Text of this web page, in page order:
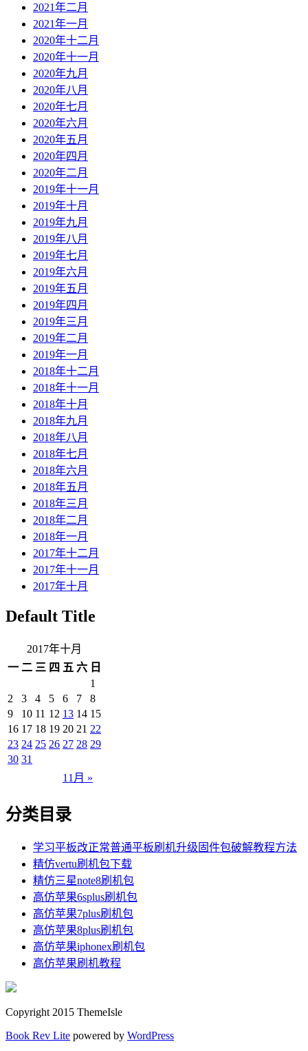
2021年二月
2021年一月
2020年十二月
2020年十一月
2020年九月
2020年八月
2020年七月
2020年六月
2020年五月
2020年四月
2020年二月
2019年十一月
2019年十月
2019年九月
2019年八月
2019年七月
2019年六月
2019年五月
2019年四月
2019年三月
2019年二月
2019年一月
2018年十二月
2018年十一月
2018年十月
2018年九月
2018年八月
2018年七月
2018年六月
2018年五月
2018年三月
2018年二月
2018年一月
2017年十二月
2017年十一月
2017年十月
Default Title
2017年十月
一 二 三 四 五 六 日
11月 »
1
2
3 4 5 6 7
8
9
10 11 12 13 14 15
16 17 18 19 20 21 22
23 24 25 26 27 28 29
30 31
分类目录
学习平板改正常普通平板刷机升级固件包破解教程方法
精仿vertu刷机包下载
精仿三星note8刷机包
高仿苹果6splus刷机包
高仿苹果7plus刷机包
高仿苹果8plus刷机包
高仿苹果iphonex刷机包
高仿苹果刷机教程
Copyright 2015 ThemeIsle
Book Rev Lite powered by WordPress